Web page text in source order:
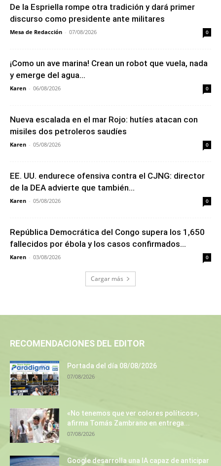
De la Espriella rompe otra tradición y dará primer
discurso como presidente ante militares
Mesa de Redacción - 07/08/2026 0
¡Como un ave marina! Crean un robot que vuela, nada
y emerge del agua...
Karen - 06/08/2026 0
Nueva escalada en el mar Rojo: hutíes atacan con
misiles dos petroleros saudíes
Karen - 05/08/2026 0
EE. UU. endurece ofensiva contra el CJNG: director
de la DEA advierte que también...
Karen - 05/08/2026 0
República Democrática del Congo supera los 1,650
fallecidos por ébola y los casos confirmados...
Karen - 03/08/2026 0
Cargar más
RECOMENDACIONES DEL EDITOR
Portada del día 08/08/2026
07/08/2026
«No tenemos que ver colores políticos»,
afirma Tomás Zambrano en entrega...
07/08/2026
Google desarrolla una IA capaz de anticipar